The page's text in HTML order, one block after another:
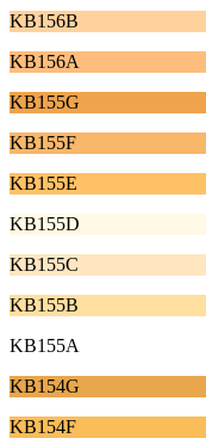
KB156B
KB156A
KB155G
KB155F
KB155E
KB155D
KB155C
KB155B
KB155A
KB154G
KB154F